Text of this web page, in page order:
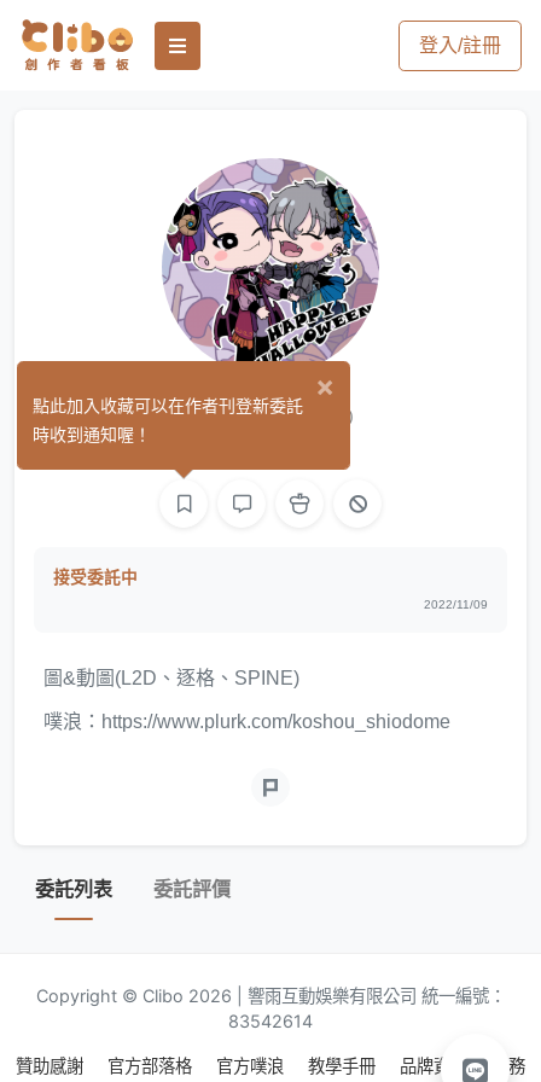
登入/註冊
鮪魚/小草 (0)
接受委託中
2022/11/09
圖&動圖(L2D、逐格、SPINE)
噗浪：https://www.plurk.com/koshou_shiodome
委託列表 委託評價
Copyright © Clibo 2026 | 響雨互動娛樂有限公司 統一編號：
83542614
贊助感謝 官方部落格 官方噗浪 教學手冊 品牌資源
服務
×
點此加入收藏可以在作者刊登新委託
時收到通知喔！